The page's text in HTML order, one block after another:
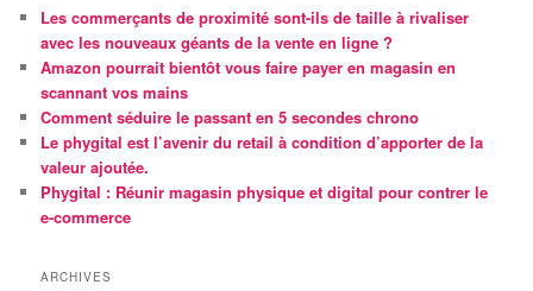
Les commerçants de proximité sont-ils de taille à rivaliser
avec les nouveaux géants de la vente en ligne ?
Amazon pourrait bientôt vous faire payer en magasin en
scannant vos mains
Comment séduire le passant en 5 secondes chrono
Le phygital est l’avenir du retail à condition d’apporter de la
valeur ajoutée.
Phygital : Réunir magasin physique et digital pour contrer le
e-commerce
ARCHIVES